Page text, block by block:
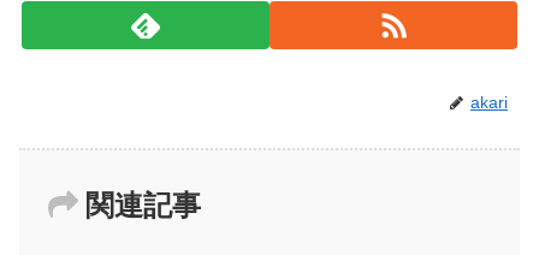
akari
関連記事